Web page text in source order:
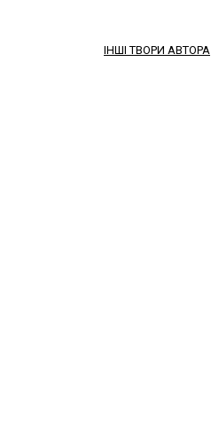
ІНШІ ТВОРИ АВТОРА